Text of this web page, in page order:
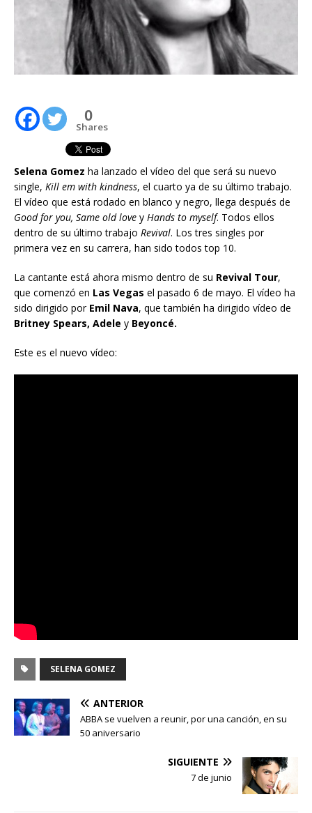
0
Shares
Selena Gomez ha lanzado el vídeo del que será su nuevo
single, Kill em with kindness, el cuarto ya de su último trabajo.
El vídeo que está rodado en blanco y negro, llega después de
Good for you, Same old love y Hands to myself. Todos ellos
dentro de su último trabajo Revival. Los tres singles por
primera vez en su carrera, han sido todos top 10.
La cantante está ahora mismo dentro de su Revival Tour,
que comenzó en Las Vegas el pasado 6 de mayo. El vídeo ha
sido dirigido por Emil Nava, que también ha dirigido vídeo de
Britney Spears, Adele y Beyoncé.
Este es el nuevo vídeo:
SELENA GOMEZ
ANTERIOR
ABBA se vuelven a reunir, por una canción, en su
50 aniversario
SIGUIENTE
7 de junio